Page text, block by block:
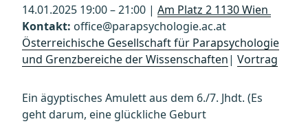
14.01.2025 19:00 – 21:00 | Am Platz 2 1130 Wien
Kontakt: office@parapsychologie.ac.at
Österreichische Gesellschaft für Parapsychologie
und Grenzbereiche der Wissenschaften| Vortrag
Ein ägyptisches Amulett aus dem 6./7. Jhdt. (Es
geht darum, eine glückliche Geburt